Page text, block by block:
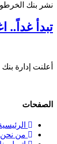
نشر بنك
تبدأ غداً..
أعلنت إدارة بنك الخرطوم، إغلاق (4)
الصفحات
من نحن